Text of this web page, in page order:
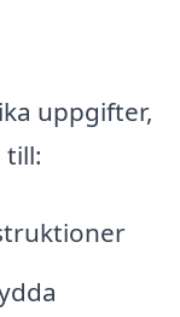
uppgifter,
till: